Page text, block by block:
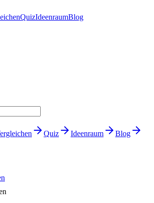
QuizIdeenraumBlog
Quiz Ideenraum
Blog